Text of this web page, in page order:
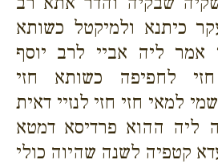
כיתנא ולמיקטל כשותא
אמר ליה אביי לרב יוסף
לחפיפה כשותא חזי
למאי חזי חזי לנזיי דאית
ליה ההוא פרדיסא דמטא
קטפיה לשנה שהיוה כולי